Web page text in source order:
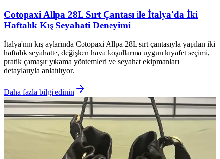
Cotopaxi Allpa 28L Sırt Çantası ile İtalya'da İki
Haftalık Kış Seyahati Deneyimi
İtalya'nın kış aylarında Cotopaxi Allpa 28L sırt çantasıyla yapılan iki
haftalık seyahatte, değişken hava koşullarına uygun kıyafet seçimi,
pratik çamaşır yıkama yöntemleri ve seyahat ekipmanları
detaylarıyla anlatılıyor.
Daha fazla bilgi edinin